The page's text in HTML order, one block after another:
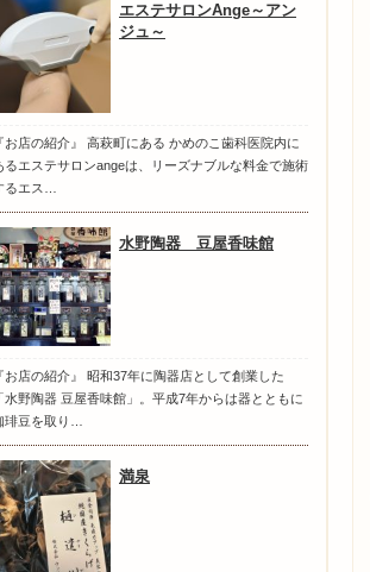
エステサロンAnge～アン
ジュ～
『お店の紹介』 高萩町にある かめのこ歯科医院内に
るエステサロンangeは、リーズナブルな料金で施術
るエス…
水野陶器 豆屋香味館
『お店の紹介』 昭和37年に陶器店として創業した
「水野陶器 豆屋香味館」。平成7年からは器とともに
琲豆を取り…
満泉